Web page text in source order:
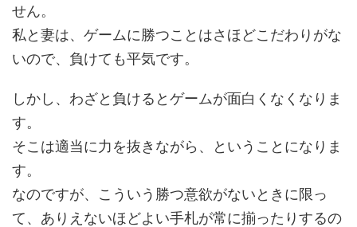
せん。
私と妻は、ゲームに勝つことはさほどこだわりがな
いので、負けても平気です。
しかし、わざと負けるとゲームが面白くなくなりま
す。
そこは適当に力を抜きながら、ということになりま
す。
なのですが、こういう勝つ意欲がないときに限っ
て、ありえないほどよい手札が常に揃ったりするの